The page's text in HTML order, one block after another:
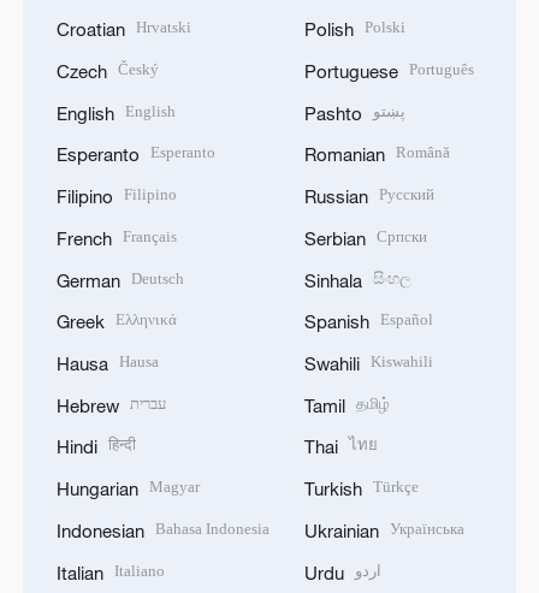
Croatian Hrvatski
Czech Český
English English
Esperanto Esperanto
Filipino Filipino
French Français
German Deutsch
Greek Ελληνικά
Hausa Hausa
Hebrew עברית
Hindi हिन्दी
Hungarian Magyar
Indonesian Bahasa Indonesia
Italian Italiano
Polish Polski
Portuguese Português
Pashto پښتو
Romanian Română
Russian Русский
Serbian Српски
Sinhala සිංහල
Spanish Español
Swahili Kiswahili
Tamil தமிழ்
Thai ไทย
Turkish Türkçe
Ukrainian Українська
Urdu اردو